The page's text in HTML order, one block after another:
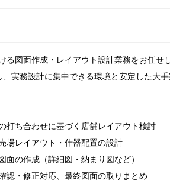
る図面作成・レイアウト設計業務をお任せし
実務設計に集中できる環境と安定した大手
打ち合わせに基づく店舗レイアウト検討
場レイアウト・什器配置の設計
面の作成（詳細図・納まり図など）
認・修正対応、最終図面の取りまとめ